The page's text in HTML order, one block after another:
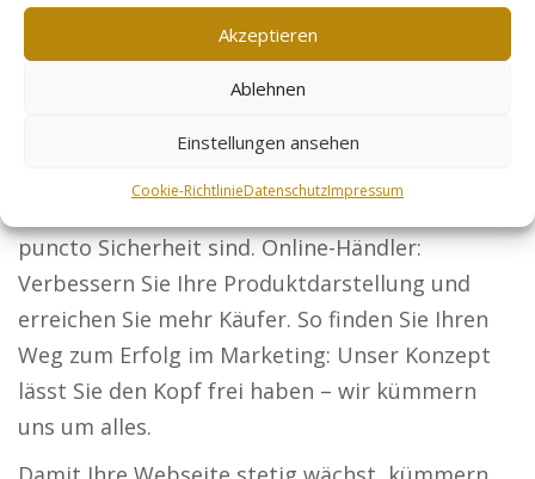
Akzeptieren
Ablehnen
Einstellungen ansehen
Cookie-RichtlinieDatenschutzImpressum
Projektpräsentationen gewinnen Sie neue
Bauherren.
Steuerberater: Erreichen Sie Firmen und
Privatpersonen mit Ihrer Steuerberatung.
puncto Sicherheit sind. Online-Händler:
Verbessern Sie Ihre Produktdarstellung und
erreichen Sie mehr Käufer. So finden Sie Ihren
Weg zum Erfolg im Marketing: Unser Konzept
lässt Sie den Kopf frei haben – wir kümmern
uns um alles.